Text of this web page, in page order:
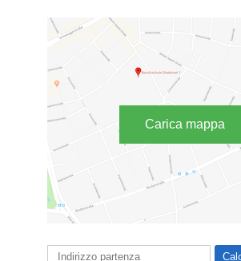
Carica mappa